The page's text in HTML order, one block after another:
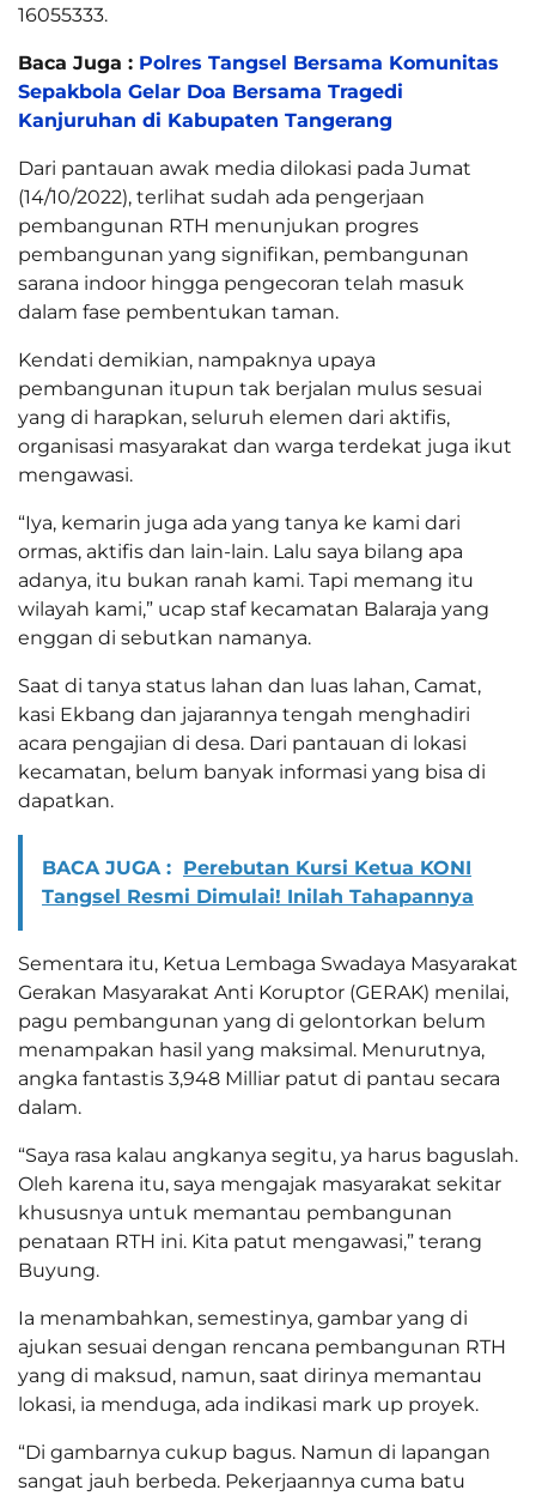
16055333.
Baca Juga : Polres Tangsel Bersama Komunitas
Sepakbola Gelar Doa Bersama Tragedi
Kanjuruhan di Kabupaten Tangerang
Dari pantauan awak media dilokasi pada Jumat
(14/10/2022), terlihat sudah ada pengerjaan
pembangunan RTH menunjukan progres
pembangunan yang signifikan, pembangunan
sarana indoor hingga pengecoran telah masuk
dalam fase pembentukan taman.
Kendati demikian, nampaknya upaya
pembangunan itupun tak berjalan mulus sesuai
yang di harapkan, seluruh elemen dari aktifis,
organisasi masyarakat dan warga terdekat juga ikut
mengawasi.
“Iya, kemarin juga ada yang tanya ke kami dari
ormas, aktifis dan lain-lain. Lalu saya bilang apa
adanya, itu bukan ranah kami. Tapi memang itu
wilayah kami,” ucap staf kecamatan Balaraja yang
enggan di sebutkan namanya.
Saat di tanya status lahan dan luas lahan, Camat,
kasi Ekbang dan jajarannya tengah menghadiri
acara pengajian di desa. Dari pantauan di lokasi
kecamatan, belum banyak informasi yang bisa di
dapatkan.
BACA JUGA : Perebutan Kursi Ketua KONI
Tangsel Resmi Dimulai! Inilah Tahapannya
Sementara itu, Ketua Lembaga Swadaya Masyarakat
Gerakan Masyarakat Anti Koruptor (GERAK) menilai,
pagu pembangunan yang di gelontorkan belum
menampakan hasil yang maksimal. Menurutnya,
angka fantastis 3,948 Milliar patut di pantau secara
dalam.
“Saya rasa kalau angkanya segitu, ya harus baguslah.
Oleh karena itu, saya mengajak masyarakat sekitar
khususnya untuk memantau pembangunan
penataan RTH ini. Kita patut mengawasi,” terang
Buyung.
Ia menambahkan, semestinya, gambar yang di
ajukan sesuai dengan rencana pembangunan RTH
yang di maksud, namun, saat dirinya memantau
lokasi, ia menduga, ada indikasi mark up proyek.
“Di gambarnya cukup bagus. Namun di lapangan
sangat jauh berbeda. Pekerjaannya cuma batu